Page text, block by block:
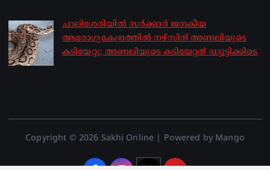
ചാലിശേരിയില്‍ സര്‍ക്കാര്‍ ജനകീയ
ആരോഗ്യകേന്ദ്രത്തില്‍ നഴ്സിന് അണലിയുടെ
കടിയേറ്റു; അണലിയുടെ കടിയേറ്റത് ഡ്യൂട്ടിക്കിടെ
Copyright © 2026 Sakhi Online | Powered by Mango